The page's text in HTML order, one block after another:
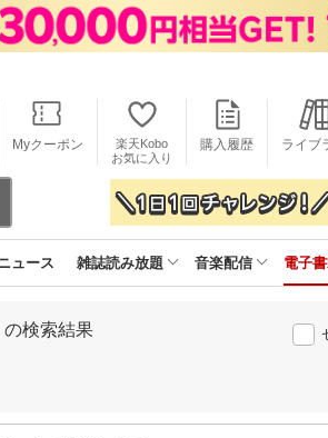
Myクーポン
楽天Kobo
お気に入り
購入履歴 ライブ
ュース 雑誌読み放題 音楽配信 電子
の検索結果